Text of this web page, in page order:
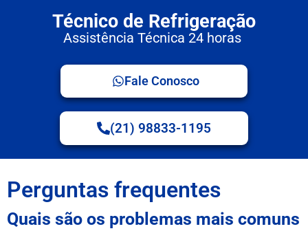
Técnico de Refrigeração
Assistência Técnica 24 horas
Fale Conosco
(21) 98833-1195
Perguntas frequentes
Quais são os problemas mais comuns